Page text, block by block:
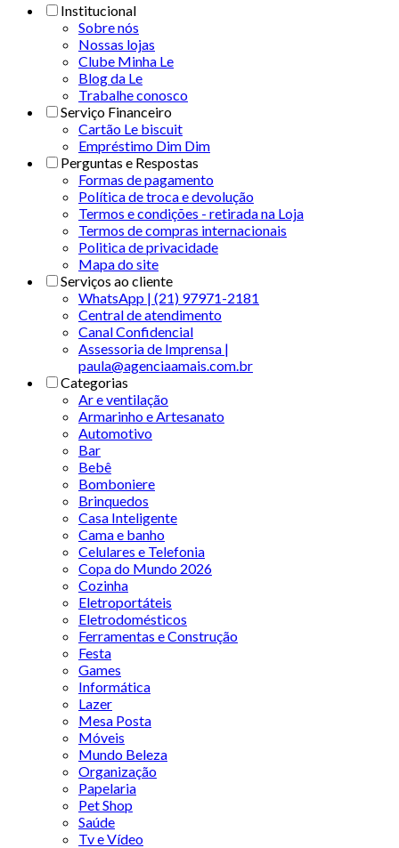
Institucional
Sobre nós
Nossas lojas
Clube Minha Le
Blog da Le
Trabalhe conosco
Serviço Financeiro
Cartão Le biscuit
Empréstimo Dim Dim
Perguntas e Respostas
Formas de pagamento
Política de troca e devolução
Termos e condições - retirada na Loja
Termos de compras internacionais
Politica de privacidade
Mapa do site
Serviços ao cliente
WhatsApp | (21) 97971-2181
Central de atendimento
Canal Confidencial
Assessoria de Imprensa |
paula@agenciaamais.com.br
Categorias
Ar e ventilação
Armarinho e Artesanato
Automotivo
Bar
Bebê
Bomboniere
Brinquedos
Casa Inteligente
Cama e banho
Celulares e Telefonia
Copa do Mundo 2026
Cozinha
Eletroportáteis
Eletrodomésticos
Ferramentas e Construção
Festa
Games
Informática
Lazer
Mesa Posta
Móveis
Mundo Beleza
Organização
Papelaria
Pet Shop
Saúde
Tv e Vídeo